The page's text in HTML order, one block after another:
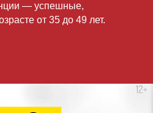
— успешные,
от 35 до 49 лет.